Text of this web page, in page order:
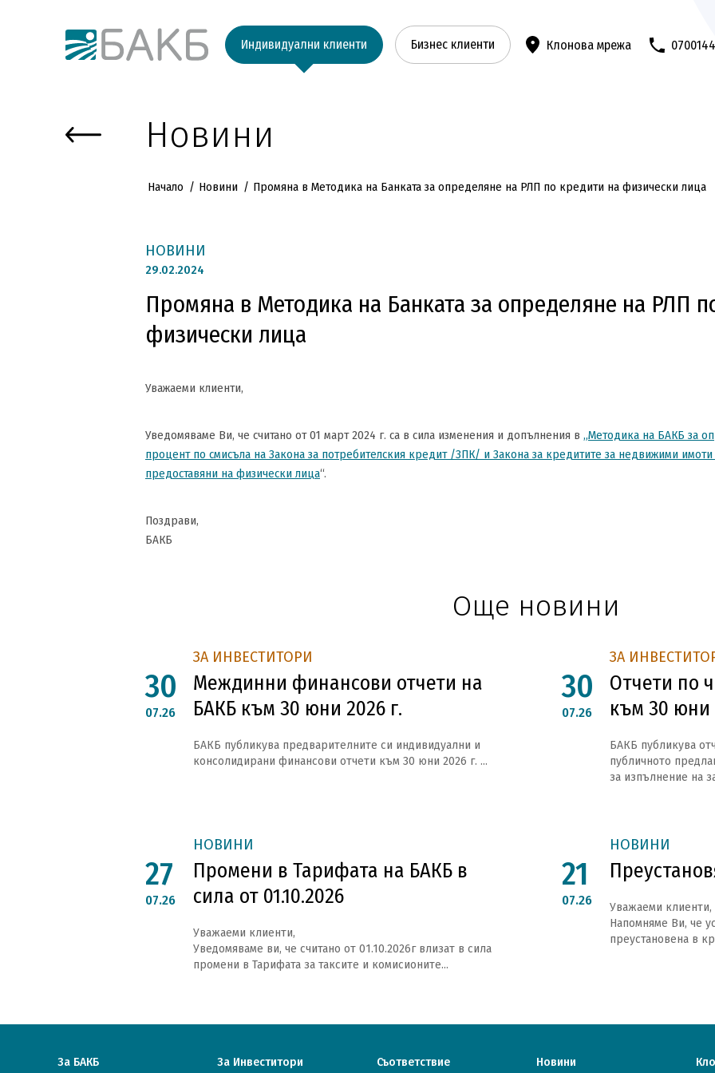
Индивидуални клиенти Бизнес клиенти Клонова мрежа
Новини
Начало Новини Промяна в Методика на Банката за определяне на РЛП по кредити на физически лица
НОВИНИ
29.02.2024
Промяна в Методика на Банката за определяне на РЛП
физически лица
Уважаеми клиенти,
Уведомяваме Ви, че считано от 01 март 2024 г. са в сила изменения и допълнения в „Методика на БАКБ за
процент по смисъла на Закона за потребителския кредит /ЗПК/ и Закона за кредитите за недвижими
предоставяни на физически лица“.
Поздрави,
БАКБ
Още новини
ЗА ИНВЕСТИТОРИ
Междинни финансови отчети на
БАКБ към 30 юни 2026 г.
30
07.26
БАКБ публикува предварителните си индивидуални и
консолидирани финансови отчети към 30 юни 2026 г. ...
ЗА
Отчети по
към 30 юни
30
07.26
БАКБ публикува
публичното
за изпълнение на
НОВИНИ
Промени в Тарифата на БАКБ в
сила от 01.10.2026
27
07.26
Уважаеми клиенти,
Уведомяваме ви, че считано от 01.10.2026г влизат в сила
промени в Тарифата за таксите и комисионите...
НОВИНИ
21
07.26
Уважаеми клиенти,
Напомняме Ви, че
преустановена в
За БАКБ За Инвеститори Съответствие Новини